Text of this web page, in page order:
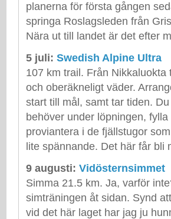
planerna för första gången
springa Roslagsleden från
Nära ut till landet är det efter
5 juli: Swedish Alpine Ultra
107 km trail. Från
och oberäkneligt väder.
start till mål, samt tar tiden.
behöver under löpningen,
proviantera i de fjällstugor
lite spännande. Det här får bli
9 augusti: Vidösternsimmet
Simma 21.5 km. Ja, varför
simträningen åt sidan. Synd
vid det här laget har jag ju